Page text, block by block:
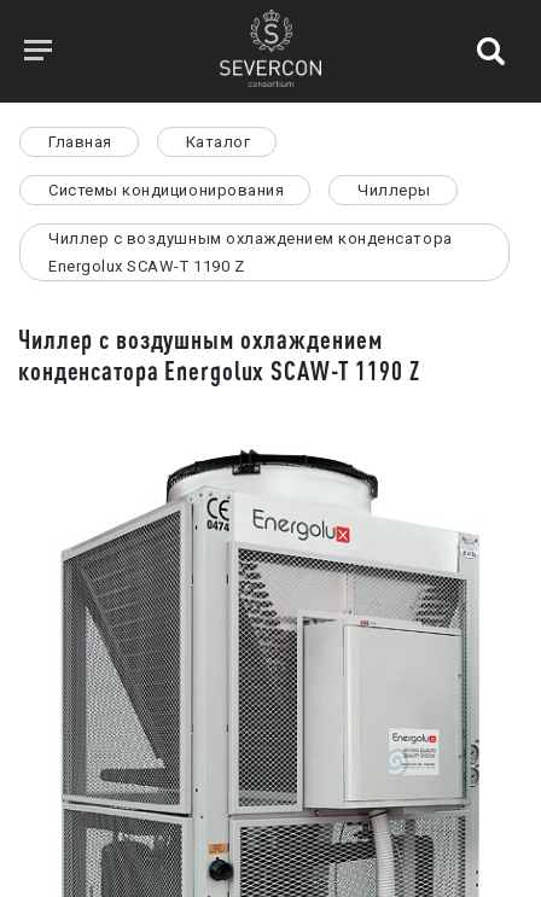
Главная Каталог
Системы кондиционирования Чиллеры
Чиллер с воздушным охлаждением конденсатора
Energolux SCAW-T 1190 Z
Чиллер с воздушным охлаждением
конденсатора Energolux SCAW-T 1190 Z